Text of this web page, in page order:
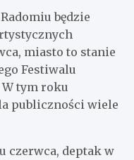
będzie
miasto to stanie
Festiwalu
tym roku
publiczności wiele
czerwca, deptak w